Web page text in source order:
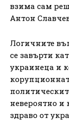
взима сам
Антон
Логичните
се завърти
украинеца и
невероятно и
здраво от